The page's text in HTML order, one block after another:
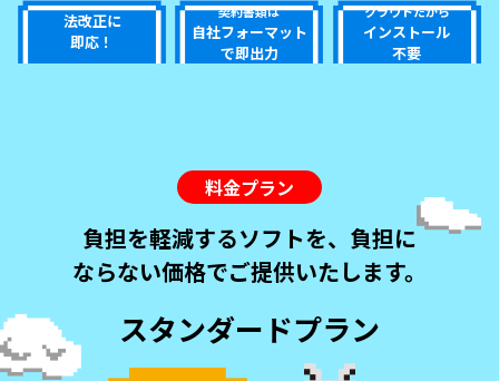
法改正に
即応！
契約書類は
自社フォーマット
で即出力
クラウドだから
インストール
不要
料金プラン
負担を軽減するソフトを、 負担に
ならない価格でご提供いたします。
スタンダードプラン